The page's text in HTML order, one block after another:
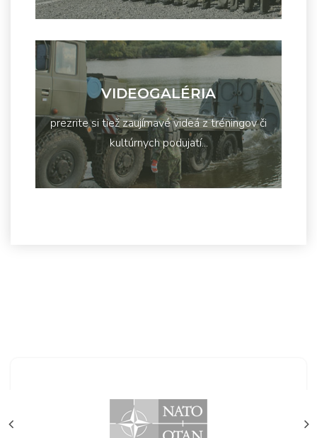
VIDEOGALÉRIA
prezrite si tiež zaujímavé videá z tréningov či
kultúrnych podujatí...